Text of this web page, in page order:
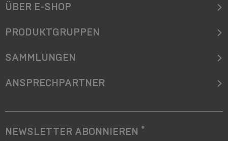
ÜBER E-SHOP
PRODUKTGRUPPEN
SAMMLUNGEN
ANSPRECHPARTNER
NEWSLETTER ABONNIEREN *